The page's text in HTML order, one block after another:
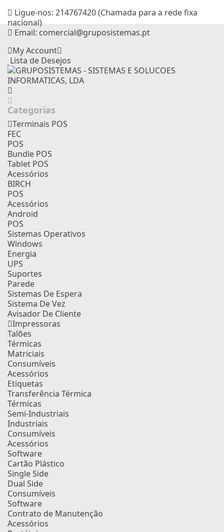
Ligue-nos: 214767420 (Chamada para a rede fixa
nacional)
Email: comercial@gruposistemas.pt
My Account
Lista de Desejos
Categorias
Terminais POS
FEC
POS
Bundle POS
Tablet POS
Acessórios
BIRCH
POS
Acessórios
Android
POS
Sistemas Operativos
Windows
Energia
UPS
Suportes
Parede
Sistemas De Espera
Sistema De Vez
Avisador De Cliente
Impressoras
Talões
Térmicas
Matriciais
Consumíveis
Acessórios
Etiquetas
Transferência Térmica
Térmicas
Semi-Industriais
Industriais
Consumíveis
Acessórios
Software
Cartão Plástico
Single Side
Dual Side
Consumíveis
Software
Contrato de Manutenção
Acessórios